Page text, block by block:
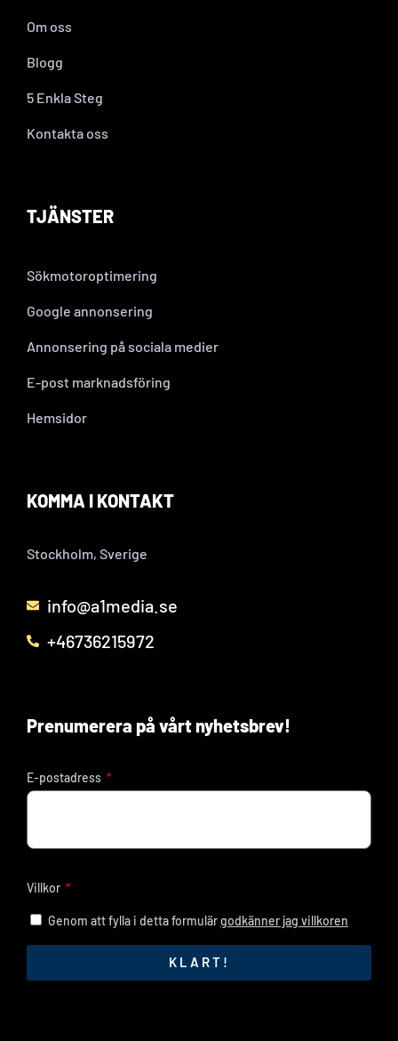
Om oss
Blogg
5 Enkla Steg
Kontakta oss
TJÄNSTER
Sökmotoroptimering
Google annonsering
Annonsering på sociala medier
E-post marknadsföring
Hemsidor
KOMMA I KONTAKT
Stockholm, Sverige
info@a1media.se
+46736215972
Prenumerera på vårt nyhetsbrev!
E-postadress
Villkor
Genom att fylla i detta formulärgodkänner jag villkoren
KLART!